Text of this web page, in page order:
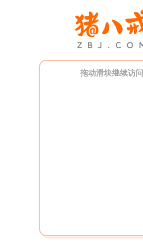
拖动滑块继续访问